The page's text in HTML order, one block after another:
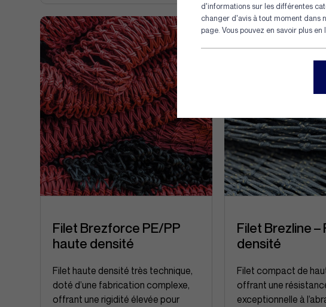
d'informations sur les différentes
changer d'avis à tout moment dans
page. Vous pouvez en savoir plus
Filet Brezforce PE/PP
haute densité
Filet haute densité très technique,
doté d’une fabrication complexe,
offrant une rigidité élevée pour
Filet Brezline –
densité
Filet compact de
offrant une
exceptionnelle à